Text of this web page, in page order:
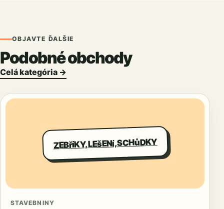
OBJAVTE ĎALŠIE
Podobné obchody
Celá kategória →
ZEBříKY, LEšENí, SCHůDKY
STAVEBNINY